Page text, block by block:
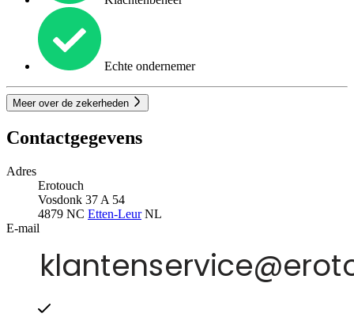
Echte ondernemer
Meer over de zekerheden
Contactgegevens
Adres
Erotouch
Vosdonk 37 A 54
4879 NC Etten-LeurNL
E-mail